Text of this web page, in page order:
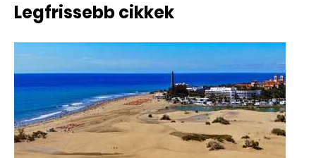
Legfrissebb cikkek